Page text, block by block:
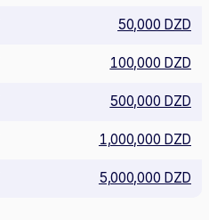
50,000 DZD
100,000 DZD
500,000 DZD
1,000,000 DZD
5,000,000 DZD